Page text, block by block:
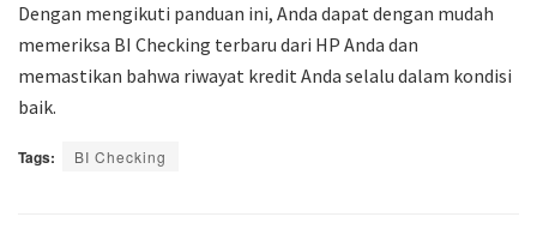
Dengan mengikuti panduan ini, Anda dapat dengan mudah
memeriksa BI Checking terbaru dari HP Anda dan
memastikan bahwa riwayat kredit Anda selalu dalam kondisi
baik.
Tags: BI Checking